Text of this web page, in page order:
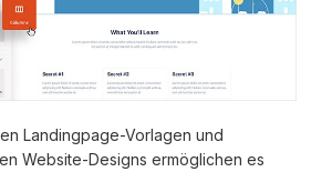
Landingpage-Vorlagen und
Website-Designs ermöglichen es